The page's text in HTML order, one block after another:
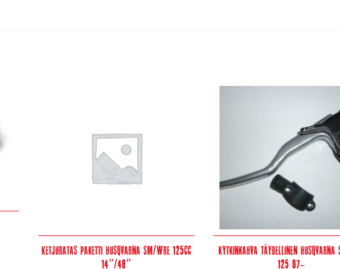
Ketjuratas paketti Husqvarna SM/WRE 125cc
14″/48″
Kytkinkahva täydellinen Husqvarna
125 07-